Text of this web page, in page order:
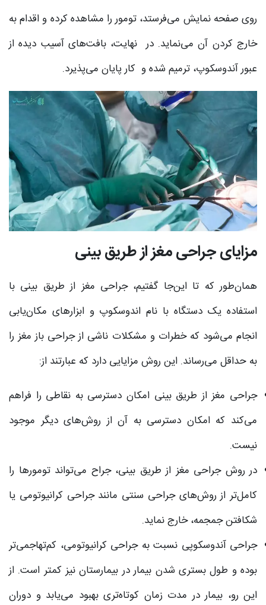
روی صفحه نمایش می‌فرستد، تومور را مشاهده کرده و اقدام به
خارج کردن آن می‌نماید. در نهایت، بافت‌های آسیب دیده از
عبور آندوسکوپ، ترمیم شده و کار پایان می‌پذیرد.
مزایای جراحی مغز از طریق بینی
همان‌طور که تا این‌جا گفتیم، جراحی مغز از طریق بینی با
استفاده یک دستگاه با نام اندوسکوپ و ابزارهای مکان‌یابی
انجام می‌شود که خطرات و مشکلات ناشی از جراحی باز مغز را
به حداقل می‌رساند. این روش مزایایی دارد که عبارتند از:
جراحی مغز از طریق بینی امکان دسترسی به نقاطی را فراهم
می‌کند که امکان دسترسی به آن از روش‌های دیگر موجود
نیست.
در روش جراحی مغز از طریق بینی، جراح می‌تواند تومورها را
کامل‌تر از روش‌های جراحی سنتی مانند جراحی کرانیوتومی یا
شکافتن جمجمه، خارج نماید.
جراحی آندوسکوپی نسبت به جراحی کرانیوتومی، کم‌تهاجمی‌تر
بوده و طول بستری شدن بیمار در بیمارستان نیز کمتر است. از
این رو، بیمار در مدت زمان کوتاه‌تری بهبود می‌یابد و دوران